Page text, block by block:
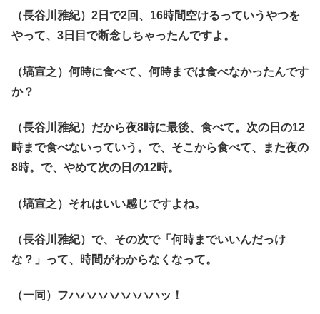
（長谷川雅紀）2日で2回、16時間空けるっていうやつを
やって、3日目で断念しちゃったんですよ。
（塙宣之）何時に食べて、何時までは食べなかったんです
か？
（長谷川雅紀）だから夜8時に最後、食べて。次の日の12
時まで食べないっていう。で、そこから食べて、また夜の
8時。で、やめて次の日の12時。
（塙宣之）それはいい感じですよね。
（長谷川雅紀）で、その次で「何時までいいんだっけ
な？」って、時間がわからなくなって。
（一同）フハハハハハハハハッ！